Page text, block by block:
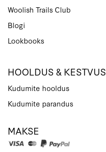
Woolish Trails Club
Blogi
Lookbooks
HOOLDUS & KESTVUS
Kudumite hooldus
Kudumite parandus
MAKSE